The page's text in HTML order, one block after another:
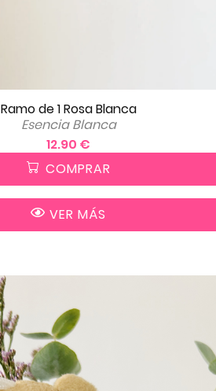
Ramo de 1 Rosa Blanca
Esencia Blanca
12.90 €
COMPRAR
VER MÁS